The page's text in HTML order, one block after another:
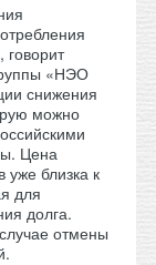
«НЭО
снижения
можно
Цена
уже близка к
для
долга.
отмены